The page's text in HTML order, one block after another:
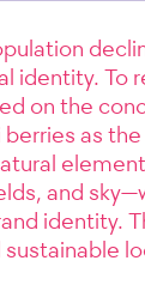
identity.
on the
berries as
and
identity.